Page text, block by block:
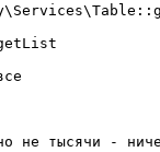
не тысячи -